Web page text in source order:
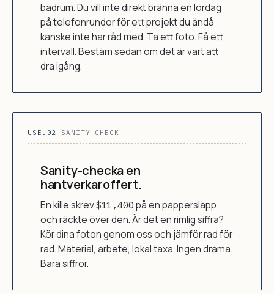
badrum. Du vill inte direkt bränna en lördag
på telefonrundor för ett projekt du ändå
kanske inte har råd med. Ta ett foto. Få ett
intervall. Bestäm sedan om det är värt att
dra igång.
USE.02 SANITY CHECK
Sanity-checka en
hantverkaroffert.
En kille skrev$11,400 på en papperslapp
och räckte över den. Är det en rimlig siffra?
Kör dina foton genom oss och jämför rad för
rad. Material, arbete, lokal taxa. Ingen drama.
Bara siffror.